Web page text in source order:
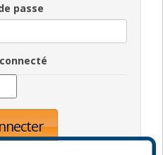
passe